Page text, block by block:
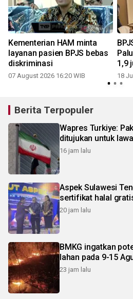
Kementerian HAM minta
layanan pasien BPJS bebas
diskriminasi
07 August 2026 16:20 WIB
1,9
18
Berita Terpopuler
Wapres Turkiye:
ditujukan untuk
16 jam lalu
Aspek Sulawesi
sertifikat halal
20 jam lalu
BMKG ingatkan
lahan pada 9-15
23 jam lalu